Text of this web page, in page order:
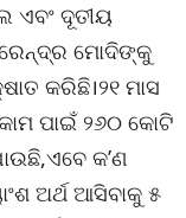
ଏବଂ ଦୂତୀୟ
ମୋଦିଙ୍କୁ
କରିଛି।୨୧ ମାସ
ପାଇଁ ୨୬୦ କୋଟି
କ’ଣ
ଅର୍ଥ ଆସିବାକୁ ୫